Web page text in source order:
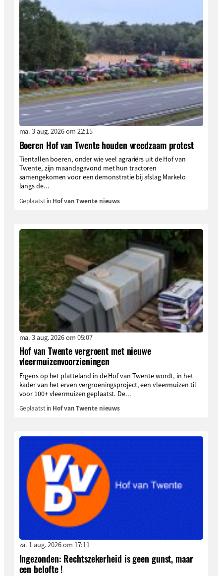
ma. 3 aug. 2026 om 22:15
Boeren Hof van Twente houden vreedzaam protest
Tientallen boeren, onder wie veel agrariërs uit de Hof van
Twente, zijn maandagavond met hun tractoren
samengekomen voor een demonstratie bij afslag Markelo
langs de...
Geplaatst in Hof van Twente nieuws
ma. 3 aug. 2026 om 05:07
Hof van Twente vergroent met nieuwe
vleermuizenvoorzieningen
Ergens op het platteland in de Hof van Twente wordt, in het
kader van het erven vergroeningsproject, een vleermuizen til
voor 100+ vleermuizen geplaatst. De...
Geplaatst in Hof van Twente nieuws
za. 1 aug. 2026 om 17:11
Ingezonden: Rechtszekerheid is geen gunst, maar
een belofte !